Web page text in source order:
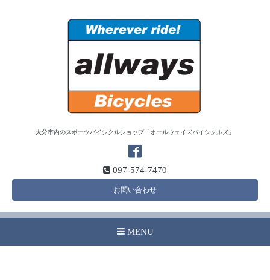
大分市内のスポーツバイシクルショップ「オールウェイズバイシクルズ」
097-574-7470
お問い合わせ
MENU